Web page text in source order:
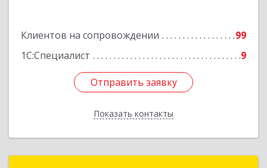
Клиентов на сопровождении
99
1С:Специалист
9
Отправить заявку
Показать контакты
Отправить заявку
Назад